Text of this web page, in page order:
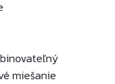
miešanie